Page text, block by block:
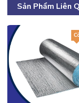
Sản Phẩm Liên